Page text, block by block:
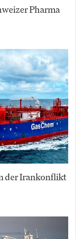
Pharma
der Irankonflikt